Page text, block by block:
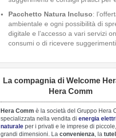
Pacchetto Natura Incluso:
ambientale e ogni possibilità di
digitale e l’accesso a vari servizi
consumi o di ricevere
La compagnia di Welcome
Hera Comm
Hera Comm è la società del Gruppo Hera
specializzata nella vendita di energia
naturale per i privati e le imprese di
grandi dimensioni. La convenienza, la